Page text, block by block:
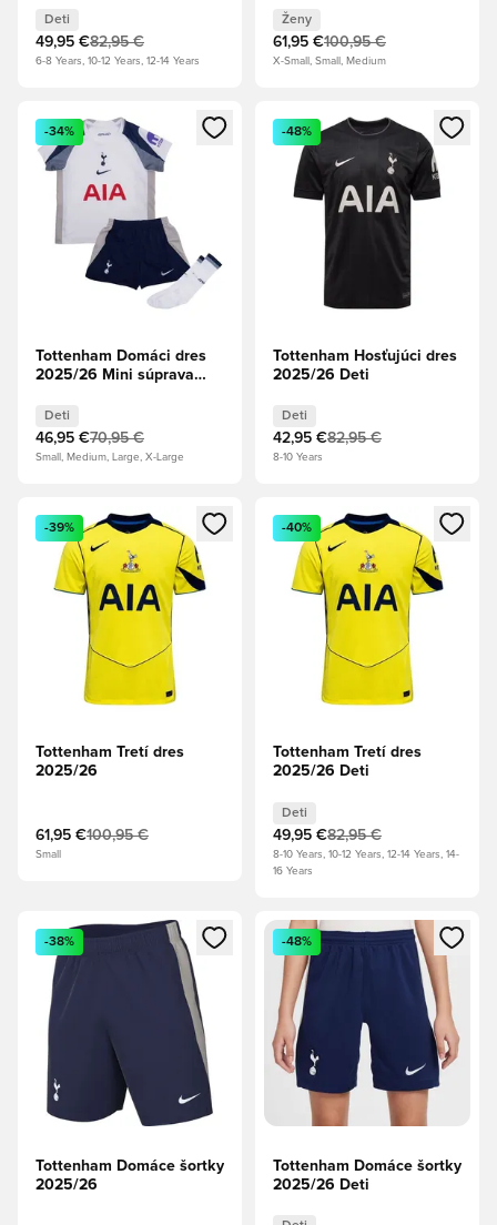
Deti
49,95 €82,95 €
6-8 Years, 10-12 Years, 12-14 Years
Ženy
61,95 €100,95 €
X-Small, Small, Medium
Otvorí modál na prihlásenie alebo registráciu ako člen
-34%
Tottenham Domáci dres
2025/26 Mini súprava
Deti
46,95 €70,95 €
Small, Medium, Large, X-Large
Otvorí modál na prihlásenie
-48%
Tottenham Hosťujúci dres
2025/26 Deti
Deti
42,95 €82,95 €
8-10 Years
Otvorí modál na prihlásenie alebo registráciu ako člen
-39%
Tottenham Tretí dres
2025/26
61,95 €100,95 €
Small
Otvorí modál na prihlásenie
-40%
Tottenham Tretí dres
2025/26 Deti
Deti
49,95 €82,95 €
8-10 Years, 10-12 Years, 12-14 Years, 14-
16 Years
Otvorí modál na prihlásenie alebo registráciu ako člen
-38%
Tottenham Domáce šortky
2025/26
Otvorí modál na prihlásenie
-48%
Tottenham Domáce šortky
2025/26 Deti